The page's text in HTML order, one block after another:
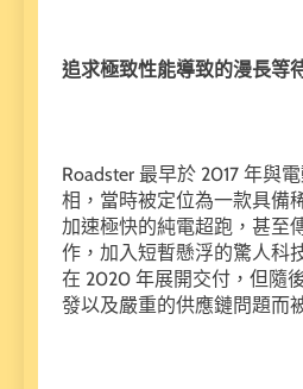
追求極致性能導致的漫長等
Roadster 最早於 2017 年與
相，當時被定位為一款具備
加速極快的純電超跑，甚至
作，加入短暫懸浮的驚人科
在 2020 年展開交付，但隨
發以及嚴重的供應鏈問題而